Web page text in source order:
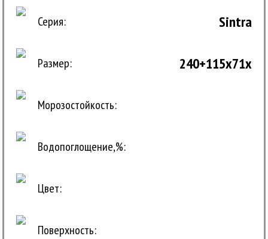
Серия: Sintra
Размер: 240+115x71x
Морозостойкость:
Водопоглощение,%:
Цвет:
Поверхность: